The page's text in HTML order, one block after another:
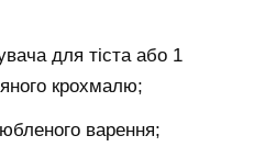
для тіста або 1
крохмалю;
варення;